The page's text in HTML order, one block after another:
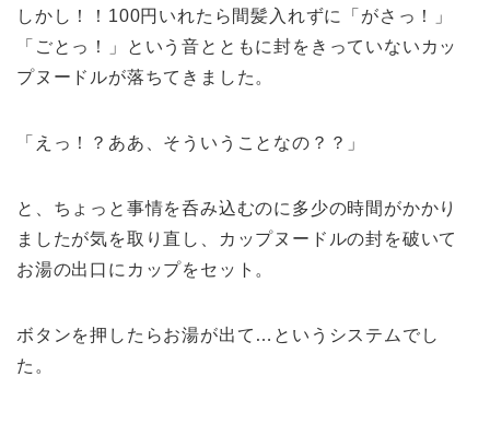
しかし！！100円いれたら間髪入れずに「がさっ！」
「ごとっ！」という音とともに封をきっていないカッ
プヌードルが落ちてきました。
「えっ！？ああ、そういうことなの？？」
と、ちょっと事情を呑み込むのに多少の時間がかかり
ましたが気を取り直し、カップヌードルの封を破いて
お湯の出口にカップをセット。
ボタンを押したらお湯が出て…というシステムでし
た。